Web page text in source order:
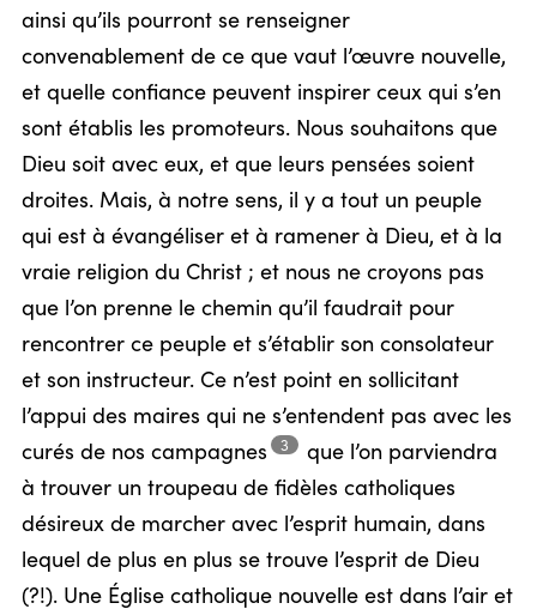
ainsi qu’ils pourront se renseigner
convenablement de ce que vaut l’œuvre nouvelle,
et quelle confiance peuvent inspirer ceux qui s’en
sont établis les promoteurs. Nous souhaitons que
Dieu soit avec eux, et que leurs pensées soient
droites. Mais, à notre sens, il y a tout un peuple
qui est à évangéliser et à ramener à Dieu, et à la
vraie religion du Christ ; et nous ne croyons pas
que l’on prenne le chemin qu’il faudrait pour
rencontrer ce peuple et s’établir son consolateur
et son instructeur. Ce n’est point en sollicitant
l’appui des maires qui ne s’entendent pas avec les
curés de nos campagnes 3
que l’on parviendra
à trouver un troupeau de fidèles catholiques
désireux de marcher avec l’esprit humain, dans
lequel de plus en plus se trouve l’esprit de Dieu
(?!). Une Église catholique nouvelle est dans l’air et